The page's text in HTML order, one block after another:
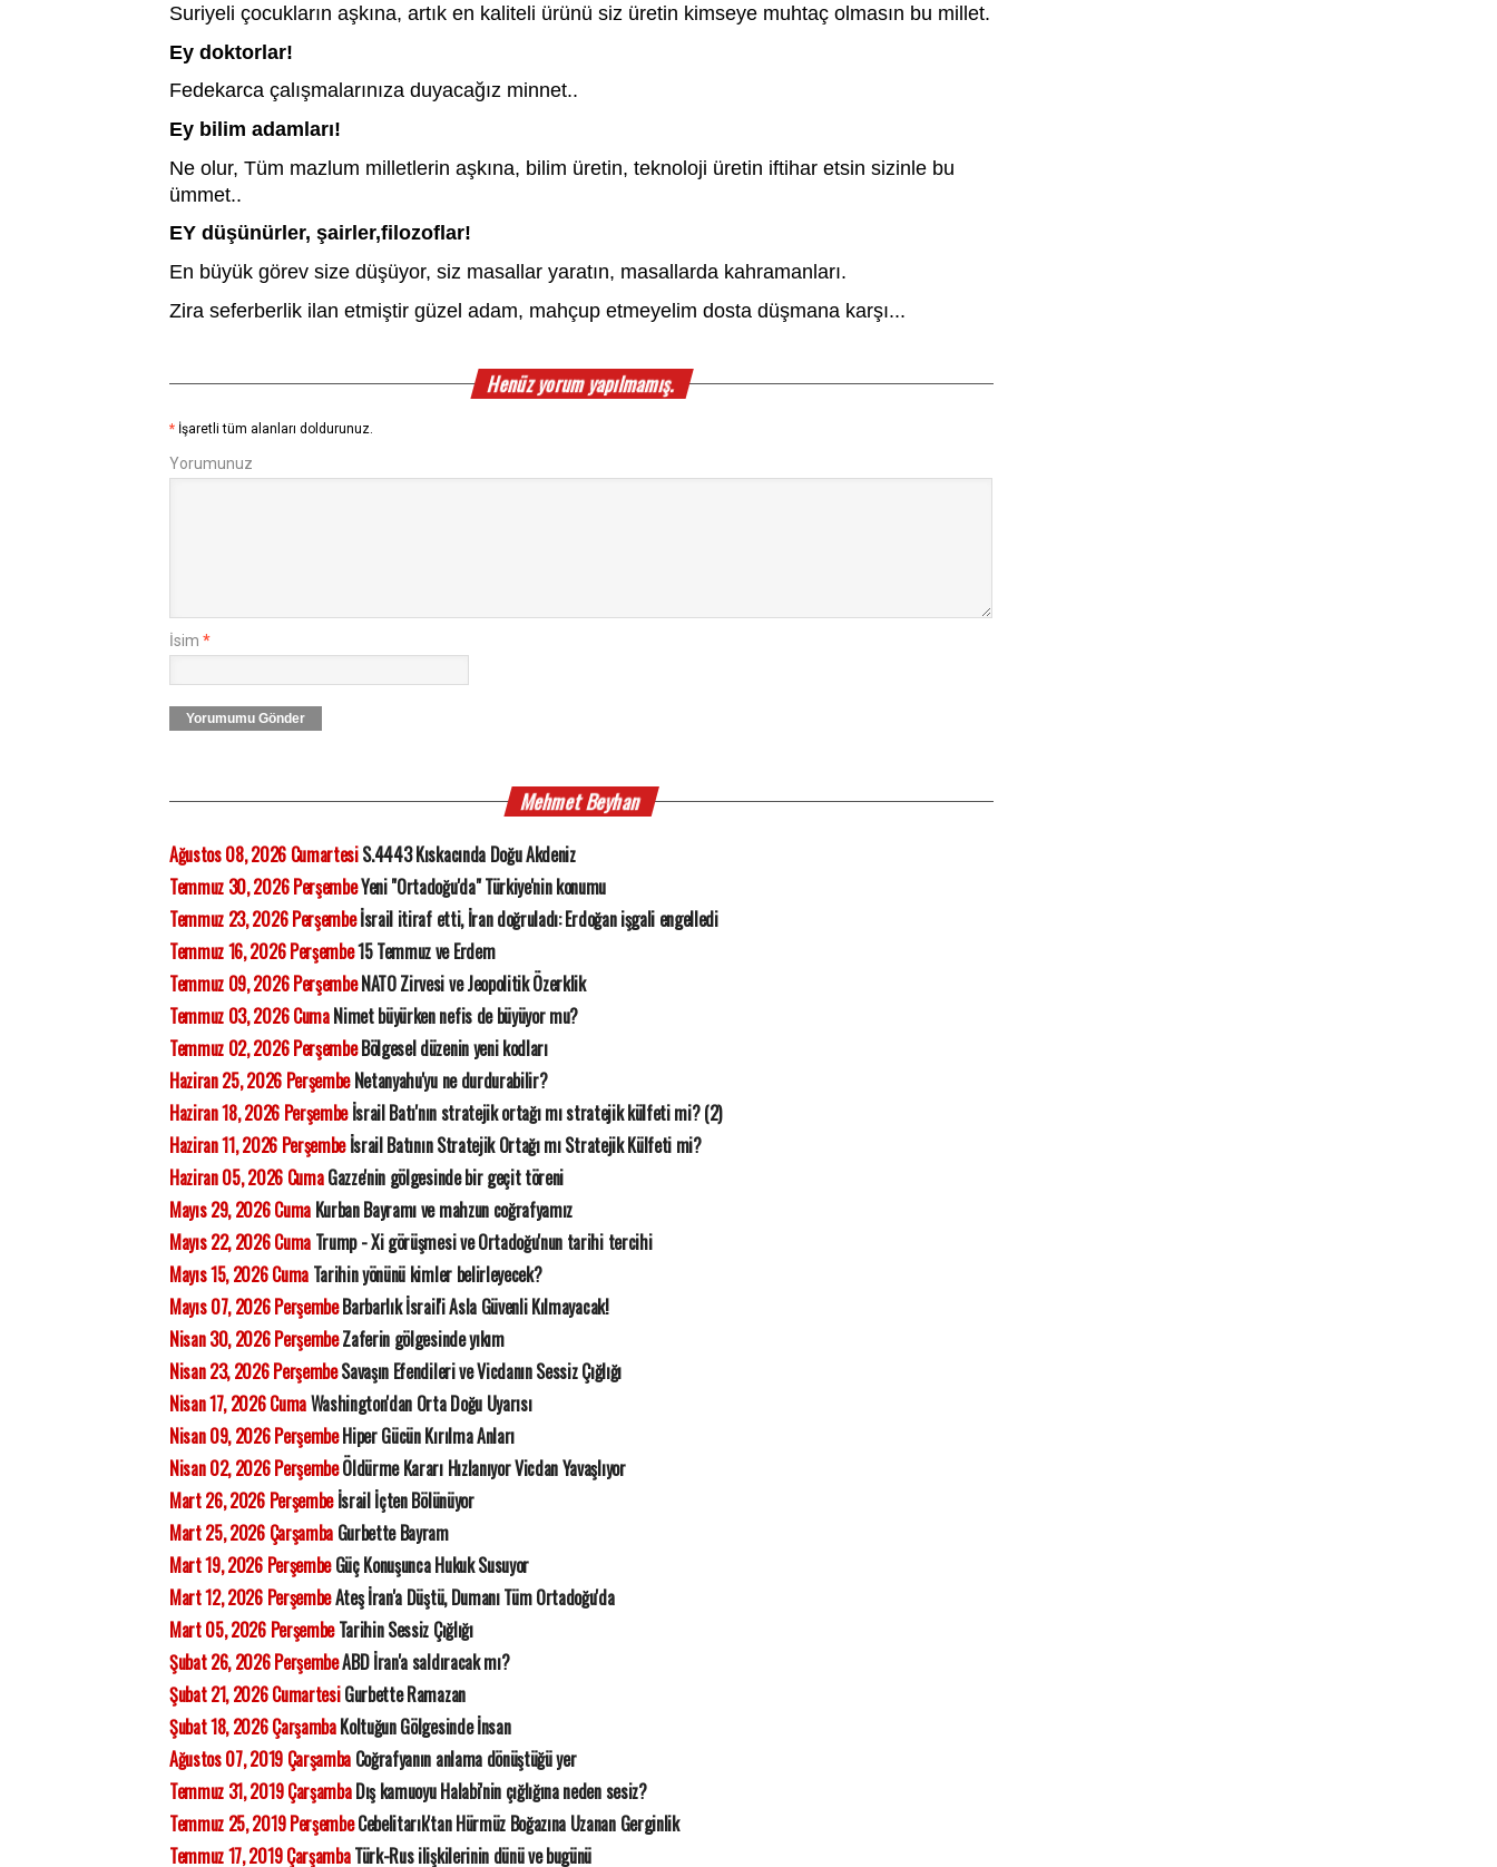
Suriyeli çocukların aşkına, artık en kaliteli ürünü siz üretin kimseye muhtaç olmasın bu millet.
Ey doktorlar!
Fedekarca çalışmalarınıza duyacağız minnet..
Ey bilim adamları!
Ne olur, Tüm mazlum milletlerin aşkına, bilim üretin, teknoloji üretin iftihar etsin sizinle bu
ümmet..
EY düşünürler, şairler,filozoflar!
En büyük görev size düşüyor, siz masallar yaratın, masallarda kahramanları.
Zira seferberlik ilan etmiştir güzel adam, mahçup etmeyelim dosta düşmana karşı...
Henüz yorum yapılmamış.
* İşaretli tüm alanları doldurunuz.
Yorumunuz
İsim *
Yorumumu Gönder
Mehmet Beyhan
Ağustos 08, 2026 CumartesiS.4443 Kıskacında Doğu Akdeniz
Temmuz 30, 2026 PerşembeYeni "Ortadoğu'da" Türkiye'nin konumu
Temmuz 23, 2026 Perşembeİsrail itiraf etti, İran doğruladı: Erdoğan işgali engelledi
Temmuz 16, 2026 Perşembe15 Temmuz ve Erdem
Temmuz 09, 2026 PerşembeNATO Zirvesi ve Jeopolitik Özerklik
Temmuz 03, 2026 CumaNimet büyürken nefis de büyüyor mu?
Temmuz 02, 2026 PerşembeBölgesel düzenin yeni kodları
Haziran 25, 2026 PerşembeNetanyahu'yu ne durdurabilir?
Haziran 18, 2026 Perşembeİsrail Batı'nın stratejik ortağı mı stratejik külfeti mi? (2)
Haziran 11, 2026 Perşembeİsrail Batının Stratejik Ortağı mı Stratejik Külfeti mi?
Haziran 05, 2026 CumaGazze'nin gölgesinde bir geçit töreni
Mayıs 29, 2026 CumaKurban Bayramı ve mahzun coğrafyamız
Mayıs 22, 2026 CumaTrump - Xi görüşmesi ve Ortadoğu'nun tarihi tercihi
Mayıs 15, 2026 CumaTarihin yönünü kimler belirleyecek?
Mayıs 07, 2026 PerşembeBarbarlık İsrail'i Asla Güvenli Kılmayacak!
Nisan 30, 2026 PerşembeZaferin gölgesinde yıkım
Nisan 23, 2026 PerşembeSavaşın Efendileri ve Vicdanın Sessiz Çığlığı
Nisan 17, 2026 CumaWashington'dan Orta Doğu Uyarısı
Nisan 09, 2026 PerşembeHiper Gücün Kırılma Anları
Nisan 02, 2026 PerşembeÖldürme Kararı Hızlanıyor Vicdan Yavaşlıyor
Mart 26, 2026 Perşembeİsrail İçten Bölünüyor
Mart 25, 2026 ÇarşambaGurbette Bayram
Mart 19, 2026 PerşembeGüç Konuşunca Hukuk Susuyor
Mart 12, 2026 PerşembeAteş İran'a Düştü, Dumanı Tüm Ortadoğu'da
Mart 05, 2026 PerşembeTarihin Sessiz Çığlığı
Şubat 26, 2026 PerşembeABD İran'a saldıracak mı?
Şubat 21, 2026 CumartesiGurbette Ramazan
Şubat 18, 2026 ÇarşambaKoltuğun Gölgesinde İnsan
Ağustos 07, 2019 Çarşamba Coğrafyanın anlama dönüştüğü yer
Temmuz 31, 2019 ÇarşambaDış kamuoyu Halabi'nin çığlığına neden sesiz?
Temmuz 25, 2019 PerşembeCebelitarık'tan Hürmüz Boğazına Uzanan Gerginlik
Temmuz 17, 2019 ÇarşambaTürk-Rus ilişkilerinin dünü ve bugünü